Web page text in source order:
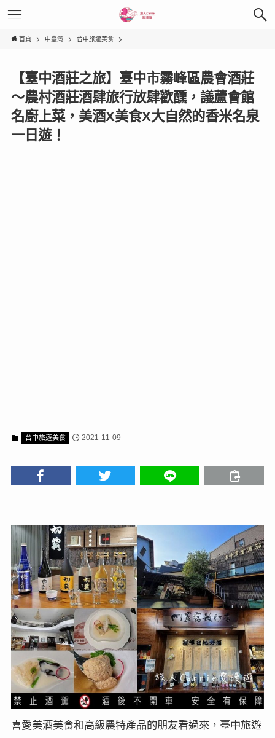
首頁 中臺灣 台中旅遊美食
【臺中酒莊之旅】臺中市霧峰區農會酒莊
〜農村酒莊酒肆旅行放肆歡醺，議蘆會館
名廚上菜，美酒X美食X大自然的香米名泉
一日遊！
台中旅遊美食 2021-11-09
喜愛美酒美食和高級農特產品的朋友看過來，臺中旅遊